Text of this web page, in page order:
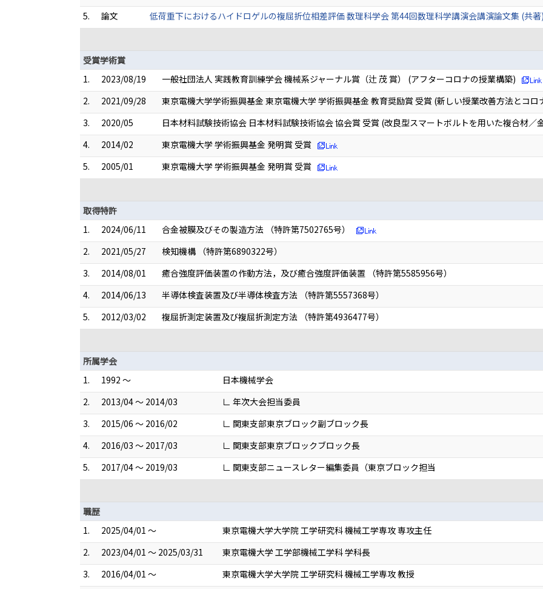
5.
論文
低荷重下におけるハイドロゲルの複屈折位相差評価 数理科学会 第44回数理科学講演会講演論文集 (共
受賞学術賞
1.
2023/08/19
一般社団法人 実践教育訓練学会 機械系ジャーナル賞（辻 茂 賞） (アフターコロナの授業構築)
2.
2021/09/28
東京電機大学学術振興基金 東京電機大学 学術振興基金 教育奨励賞 受賞 (新しい授業改善方法とコ
3.
2020/05
日本材料試験技術協会 日本材料試験技術協会 協会賞 受賞 (改良型スマートボルトを用いた複合材／
4.
2014/02
東京電機大学 学術振興基金 発明賞 受賞
5.
2005/01
東京電機大学 学術振興基金 発明賞 受賞
取得特許
1.
2024/06/11
合金被膜及びその製造方法 （特許第7502765号）
2.
2021/05/27
検知機構 （特許第6890322号）
3.
2014/08/01
癒合強度評価装置の作動方法，及び癒合強度評価装置 （特許第5585956号）
4.
2014/06/13
半導体検査装置及び半導体検査方法 （特許第5557368号）
5.
2012/03/02
複屈折測定装置及び複屈折測定方法 （特許第4936477号）
所属学会
1.
1992 ～
日本機械学会
2.
2013/04 ～ 2014/03
∟ 年次大会担当委員
3.
2015/06 ～ 2016/02
∟ 関東支部東京ブロック副ブロック長
4.
2016/03 ～ 2017/03
∟ 関東支部東京ブロックブロック長
5.
2017/04 ～ 2019/03
∟ 関東支部ニュースレター編集委員（東京ブロック担当
職歴
1.
2025/04/01 ～
東京電機大学大学院 工学研究科 機械工学専攻 専攻主任
2.
2023/04/01 ～ 2025/03/31
東京電機大学 工学部機械工学科 学科長
3.
2016/04/01 ～
東京電機大学大学院 工学研究科 機械工学専攻 教授